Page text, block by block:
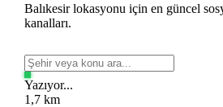
Balıkesir lokasyonu için en güncel
kanalları.
Yazıyor...
1,7 km